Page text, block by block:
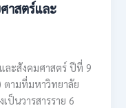
าสตร์และ
ละสังคมศาสตร์ ปีที่ 9
ตามที่มหาวิทยาลัย
ป็นวารสารราย 6